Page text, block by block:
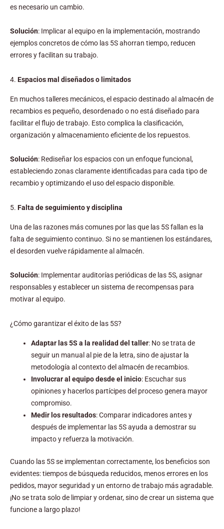
es necesario un cambio.
Solución: Implicar al equipo en la implementación, mostrando
ejemplos concretos de cómo las 5S ahorran tiempo, reducen
errores y facilitan su trabajo.
4. Espacios mal diseñados o limitados
En muchos talleres mecánicos, el espacio destinado al almacén de
recambios es pequeño, desordenado o no está diseñado para
facilitar el flujo de trabajo. Esto complica la clasificación,
organización y almacenamiento eficiente de los repuestos.
Solución: Rediseñar los espacios con un enfoque funcional,
estableciendo zonas claramente identificadas para cada tipo de
recambio y optimizando el uso del espacio disponible.
5. Falta de seguimiento y disciplina
Una de las razones más comunes por las que las 5S fallan es la
falta de seguimiento continuo. Si no se mantienen los estándares,
el desorden vuelve rápidamente al almacén.
Solución: Implementar auditorías periódicas de las 5S, asignar
responsables y establecer un sistema de recompensas para
motivar al equipo.
¿Cómo garantizar el éxito de las 5S?
Adaptar las 5S a la realidad del taller: No se trata de
seguir un manual al pie de la letra, sino de ajustar la
metodología al contexto del almacén de recambios.
Involucrar al equipo desde el inicio: Escuchar sus
opiniones y hacerlos partícipes del proceso genera mayor
compromiso.
Medir los resultados: Comparar indicadores antes y
después de implementar las 5S ayuda a demostrar su
impacto y refuerza la motivación.
Cuando las 5S se implementan correctamente, los beneficios son
evidentes: tiempos de búsqueda reducidos, menos errores en los
pedidos, mayor seguridad y un entorno de trabajo más agradable.
¡No se trata solo de limpiar y ordenar, sino de crear un sistema que
funcione a largo plazo!